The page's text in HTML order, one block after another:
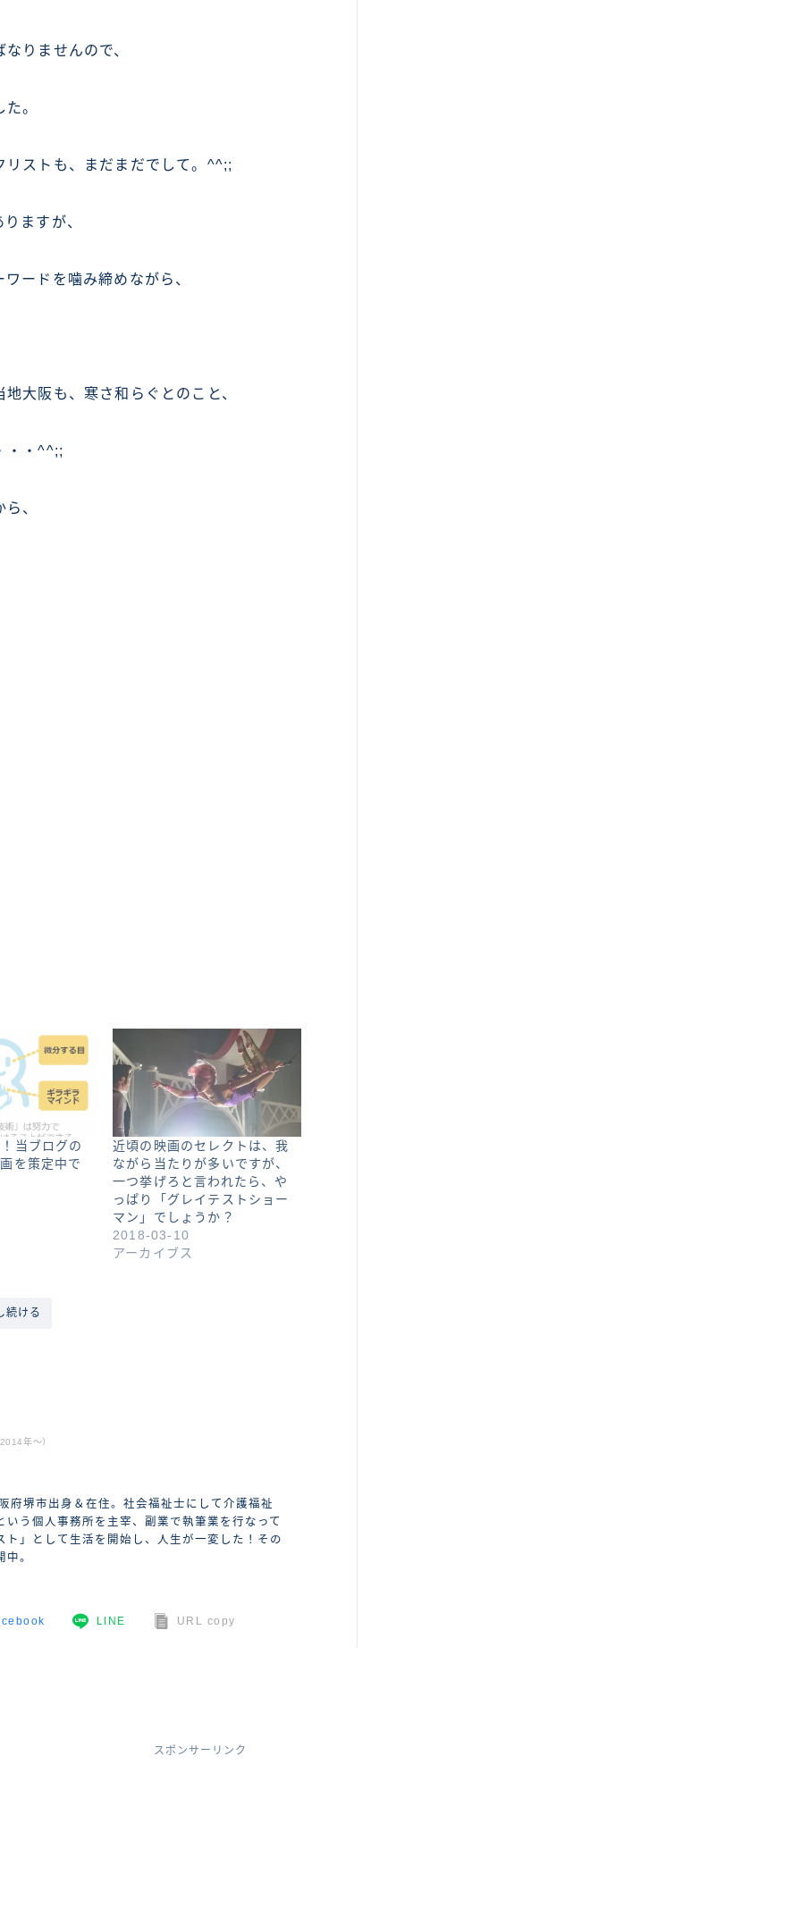
りませんので、
。
ストも、まだまだでして。^^;;
ますが、
ードを噛み締めながら、
大阪も、寒さ和らぐとのこと、
・・^^;;
、
当ブログの
を策定中で
近頃の映画のセレクトは、我
ながら当たりが多いですが、
一つ挙げろと言われたら、や
っぱり「グレイテストショー
マン」でしょうか？
2018-03-10
アーカイブス
続ける
年〜）
堺市出身＆在住。社会福祉士にして介護福祉
う個人事務所を主宰、副業で執筆業を行なって
」として生活を開始し、人生が一変した！その
。
LINE URL copy
スポンサーリンク